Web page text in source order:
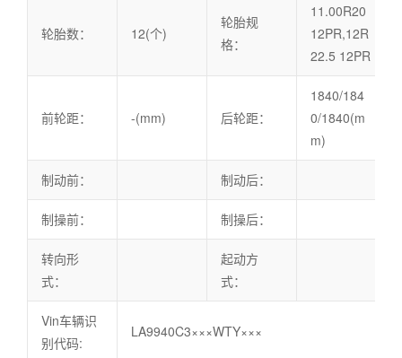
轮胎数： 12(个)
轮胎规
格：
11.00R20
12PR,12R
22.5 12PR
前轮距： -(mm) 后轮距：
1840/184
0/1840(m
m)
制动前： 制动后：
制操前： 制操后：
转向形
式：
起动方
式：
Vin车辆识
别代码:
LA9940C3×××WTY×××